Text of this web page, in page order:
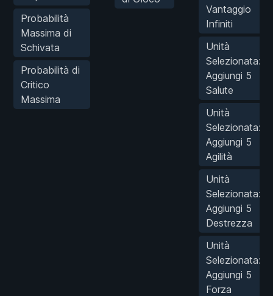
Probabilità
Massima di
Schivata
Probabilità di
Critico
Massima
Vantaggio
Infiniti
Unità
Selezionata:
Aggiungi 5
Salute
Unità
Selezionata:
Aggiungi 5
Agilità
Unità
Selezionata:
Aggiungi 5
Destrezza
Unità
Selezionata:
Aggiungi 5
Forza